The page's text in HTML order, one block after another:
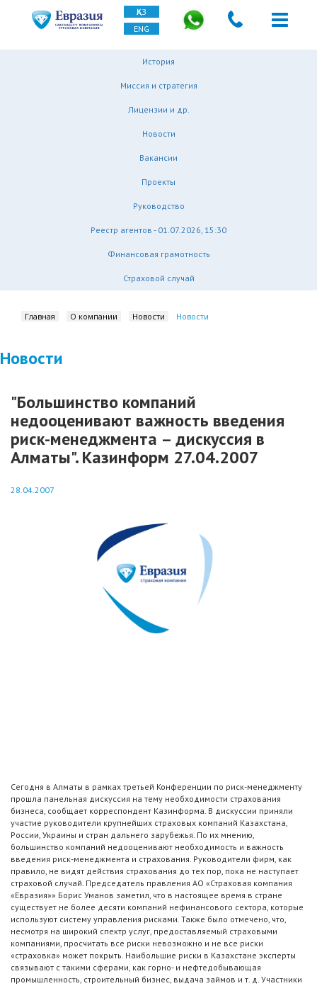
ҚАЗ
ENG
История
Миссия и стратегия
Лицензии и др.
Новости
Вакансии
Проекты
Руководство
Реестр агентов - 01.07.2026, 15:30
Финансовая грамотность
Страховой случай
Главная О компании Новости Новости
Новости
"Большинство компаний
недооценивают важность введения
риск-менеджмента – дискуссия в
Алматы". Казинформ 27.04.2007
28.04.2007
Сегодня в Алматы в рамках третьей Конференции по риск-менеджменту
прошла панельная дискуссия на тему необходимости страхования
бизнеса, сообщает корреспондент Казинформа. В дискуссии приняли
участие руководители крупнейших страховых компаний Казахстана,
России, Украины и стран дальнего зарубежья. По их мнению,
большинство компаний недооценивают необходимость и важность
введения риск-менеджмента и страхования. Руководители фирм, как
правило, не видят действия страхования до тех пор, пока не наступает
страховой случай. Председатель правления АО «Страховая компания
«Евразия»» Борис Уманов заметил, что в настоящее время в стране
существует не более десяти компаний нефинансового сектора, которые
используют систему управления рисками. Также было отмечено, что,
несмотря на широкий спектр услуг, предоставляемый страховыми
компаниями, просчитать все риски невозможно и не все риски
«страховка» может покрыть. Наибольшие риски в Казахстане эксперты
связывают с такими сферами, как горно- и нефтедобывающая
промышленность, строительный бизнес, выдача займов и т. д. Участники